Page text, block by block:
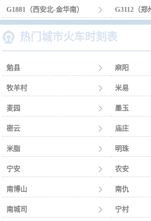
G1881（西安北-金华南）  G3112（郑
 热门城市火车时刻表
勉县  麻阳
牧羊村  米易
麦园  墨玉
密云  庙庄
米脂  明珠
宁安  农安
南博山  南仇
南城司  宁村